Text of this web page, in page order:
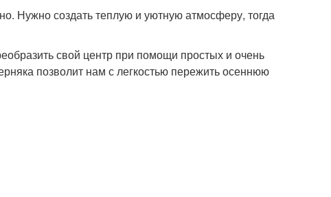
Нужно создать теплую и уютную атмосферу, тогда
свой центр при помощи простых и очень
позволит нам с легкостью пережить осеннюю